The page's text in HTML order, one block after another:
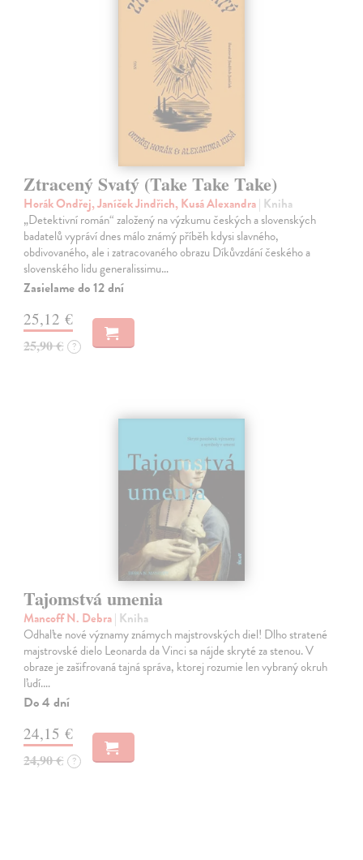
Ztracený Svatý (Take Take Take)
Horák Ondřej, Janíček Jindřich, Kusá Alexandra| Kniha
„Detektivní román“ založený na výzkumu českých a slovenských
badatelů vypráví dnes málo známý příběh kdysi slavného,
obdivovaného, ale i zatracovaného obrazu Díkůvzdání českého a
slovenského lidu generalissimu…
Zasielame do 12 dní
25,12 €
25,90 € ?
Tajomstvá umenia
Mancoff N. Debra| Kniha
Odhaľte nové významy známych majstrovských diel! Dlho stratené
majstrovské dielo Leonarda da Vinci sa nájde skryté za stenou. V
obraze je zašifrovaná tajná správa, ktorej rozumie len vybraný okruh
ľudí.…
Do 4 dní
24,15 €
24,90 € ?